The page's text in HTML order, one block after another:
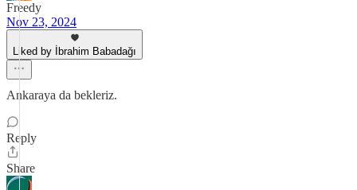
Freedy
Nov 23, 2024
Liked by İbrahim Babadağı
Ankaraya da bekleriz.
Reply
Share